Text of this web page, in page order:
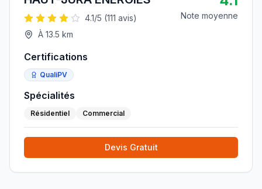
4.1/5 (111 avis)
À 13.5 km
Note moyenne
Certifications
QualiPV
Spécialités
Résidentiel Commercial
Devis Gratuit